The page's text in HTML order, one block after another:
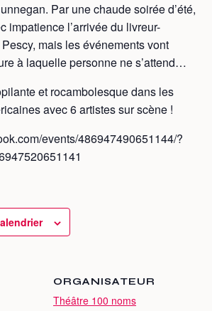
Par une chaude soirée d’été,
impatience l’arrivée du livreur-
mais les événements vont
à laquelle personne ne s’attend…
et rocambolesque dans les
avec 6 artistes sur scène !
events/486947490651144/?
ORGANISATEUR
Théâtre 100 noms